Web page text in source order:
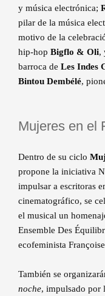
y música electrónica;
pilar de la música
motivo de la
hip-hop Bigflo & Oli,
barroca de Les Indes
Bintou Dembélé,
Mujeres en el
Dentro de su ciclo
propone la iniciativa
impulsar a escritoras
cinematográfico, se
el musical un
Ensemble Des
ecofeminista
También se
noche, impulsado por